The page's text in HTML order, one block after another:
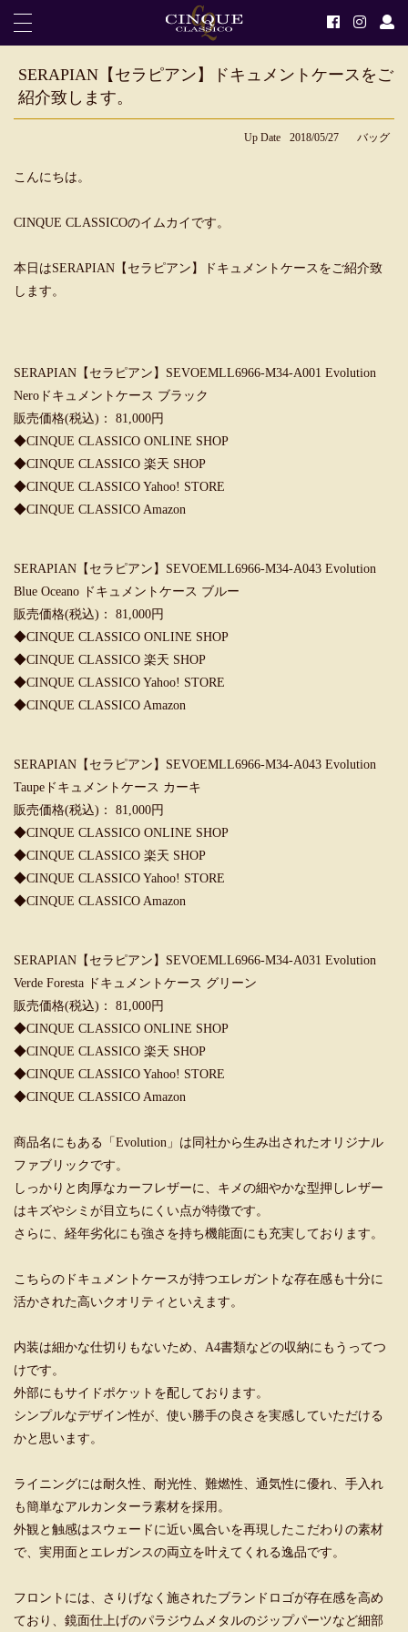
SERAPIAN【セラピアン】ドキュメントケースをご
紹介致します。
Up Date 2018/05/27 バッグ
こんにちは。
CINQUE CLASSICOのイムカイです。
本日はSERAPIAN【セラピアン】ドキュメントケースをご紹介致
します。
SERAPIAN【セラピアン】SEVOEMLL6966-M34-A001 Evolution
Neroドキュメントケース ブラック
販売価格(税込)： 81,000円
◆CINQUE CLASSICO ONLINE SHOP
◆CINQUE CLASSICO 楽天 SHOP
◆CINQUE CLASSICO Yahoo! STORE
◆CINQUE CLASSICO Amazon
SERAPIAN【セラピアン】SEVOEMLL6966-M34-A043 Evolution
Blue Oceano ドキュメントケース ブルー
販売価格(税込)： 81,000円
◆CINQUE CLASSICO ONLINE SHOP
◆CINQUE CLASSICO 楽天 SHOP
◆CINQUE CLASSICO Yahoo! STORE
◆CINQUE CLASSICO Amazon
SERAPIAN【セラピアン】SEVOEMLL6966-M34-A043 Evolution
Taupeドキュメントケース カーキ
販売価格(税込)： 81,000円
◆CINQUE CLASSICO ONLINE SHOP
◆CINQUE CLASSICO 楽天 SHOP
◆CINQUE CLASSICO Yahoo! STORE
◆CINQUE CLASSICO Amazon
SERAPIAN【セラピアン】SEVOEMLL6966-M34-A031 Evolution
Verde Foresta ドキュメントケース グリーン
販売価格(税込)： 81,000円
◆CINQUE CLASSICO ONLINE SHOP
◆CINQUE CLASSICO 楽天 SHOP
◆CINQUE CLASSICO Yahoo! STORE
◆CINQUE CLASSICO Amazon
商品名にもある「Evolution」は同社から生み出されたオリジナル
ファブリックです。
しっかりと肉厚なカーフレザーに、キメの細やかな型押しレザー
はキズやシミが目立ちにくい点が特徴です。
さらに、経年劣化にも強さを持ち機能面にも充実しております。
こちらのドキュメントケースが持つエレガントな存在感も十分に
活かされた高いクオリティといえます。
内装は細かな仕切りもないため、A4書類などの収納にもうってつ
けです。
外部にもサイドポケットを配しております。
シンプルなデザイン性が、使い勝手の良さを実感していただける
かと思います。
ライニングには耐久性、耐光性、難燃性、通気性に優れ、手入れ
も簡単なアルカンターラ素材を採用。
外観と触感はスウェードに近い風合いを再現したこだわりの素材
で、実用面とエレガンスの両立を叶えてくれる逸品です。
フロントには、さりげなく施されたブランドロゴが存在感を高め
ており、鏡面仕上げのパラジウムメタルのジップパーツなど細部